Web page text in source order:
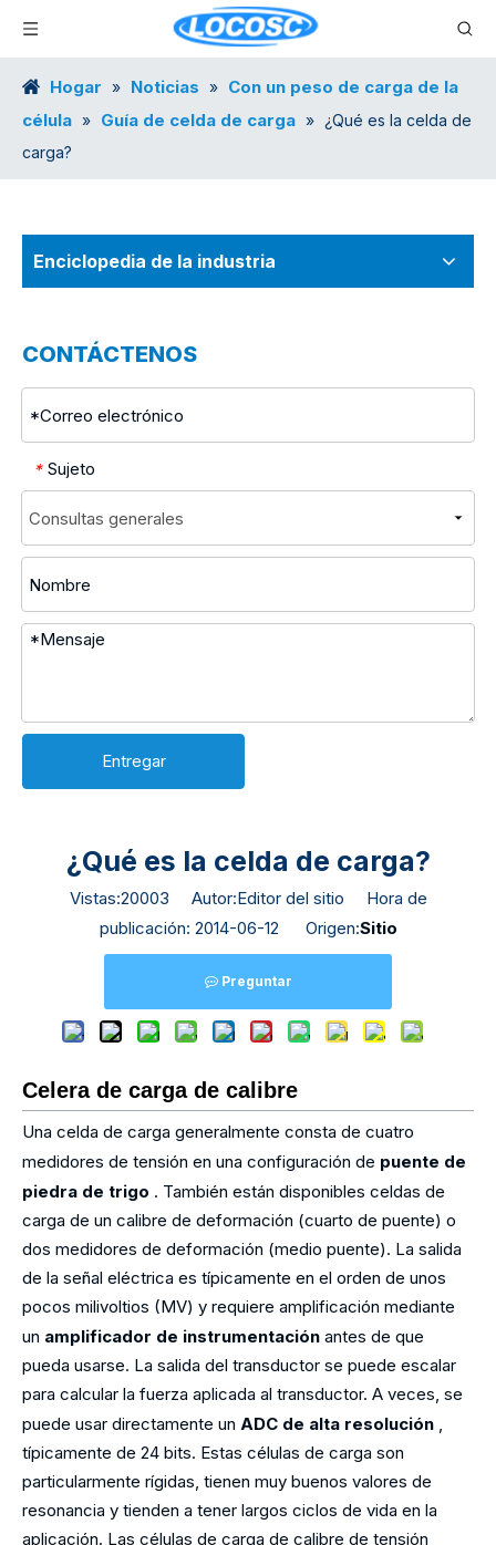
Hogar » Noticias » Con un peso de carga de la
célula » Guía de celda de carga » ¿Qué es la celda de
carga?
Enciclopedia de la industria
CONTÁCTENOS
* Sujeto
Entregar
¿Qué es la celda de carga?
Vistas:20003 Autor:Editor del sitio Hora de
publicación: 2014-06-12 Origen:Sitio
Preguntar
Celera de carga de calibre
Una celda de carga generalmente consta de cuatro
medidores de tensión en una configuración de puente de
piedra de trigo . También están disponibles celdas de
carga de un calibre de deformación (cuarto de puente) o
dos medidores de deformación (medio puente). La salida
de la señal eléctrica es típicamente en el orden de unos
pocos milivoltios (MV) y requiere amplificación mediante
un amplificador de instrumentación antes de que
pueda usarse. La salida del transductor se puede escalar
para calcular la fuerza aplicada al transductor. A veces, se
puede usar directamente un ADC de alta resolución ,
típicamente de 24 bits. Estas células de carga son
particularmente rígidas, tienen muy buenos valores de
resonancia y tienden a tener largos ciclos de vida en la
aplicación. Las células de carga de calibre de tensión